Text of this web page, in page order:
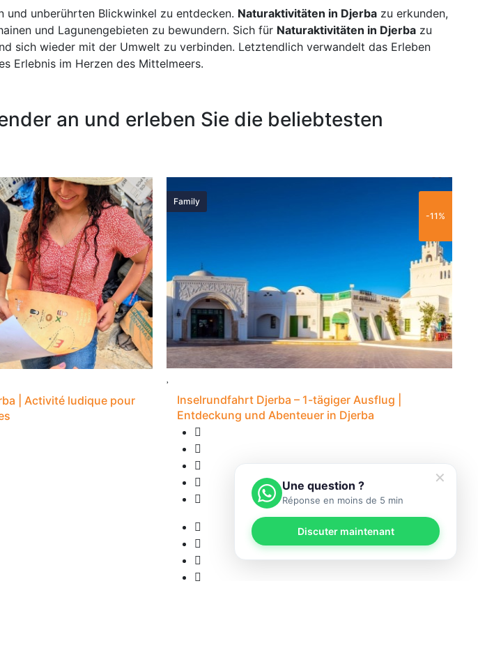
und unberührten Blickwinkel zu entdecken. Naturaktivitäten in Djerba zu erkunden,
und Lagunengebieten zu bewundern. Sich für Naturaktivitäten in Djerba zu
sich wieder mit der Umwelt zu verbinden. Letztendlich verwandelt das Erleben
Erlebnis im Herzen des Mittelmeers.
an und erleben Sie die beliebtesten
| Activité ludique pour
Family
-11%
Inselrundfahrt Djerba – 1-tägiger Ausflug |
Entdeckung und Abenteuer in Djerba
✕
Une question ?
Réponse en moins de 5 min
Discuter maintenant